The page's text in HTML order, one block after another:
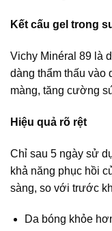
Kết cấu gel trong
Vichy Minéral 89 là
dàng thẩm thấu vào
màng, tăng cường
Hiệu quả rõ rệt
Chỉ sau 5 ngày sử
khả năng phục hồi
sàng, so với trước
Da bóng khỏe